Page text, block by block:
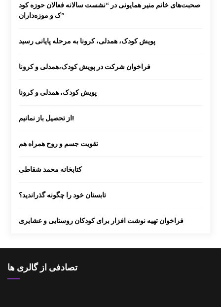
صحبت‌های خانم منیر همایونی در “نشست سالانه فعالان حوزه کود
ک و موزه‌داران”
پویش کودک، همدلی، کرونا به مرحله پایانی رسید
فراخوان شرکت در پویش کودک،همدلی و کرونا
پویش کودک، همدلی و کرونا
از تحصیل باز نمانیم!
تقویت جسم و روح همراه هم
کتابخانه محمد شقاطی
تابستان خود را چگونه گذراندید؟
فراخوان تهیه نوشت افزار برای کودکان روستایی و عشایری
تصادفی از گالری ها